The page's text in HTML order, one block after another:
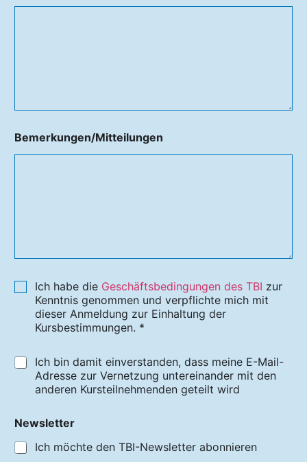
Bemerkungen/Mitteilungen
Ich habe die Geschäftsbedingungen des TBI zur
Kenntnis genommen und verpflichte mich mit
dieser Anmeldung zur Einhaltung der
Kursbestimmungen. *
Ich bin damit einverstanden, dass meine E-Mail-
Adresse zur Vernetzung untereinander mit den
anderen Kursteilnehmenden geteilt wird
Newsletter
Ich möchte den TBI-Newsletter abonnieren